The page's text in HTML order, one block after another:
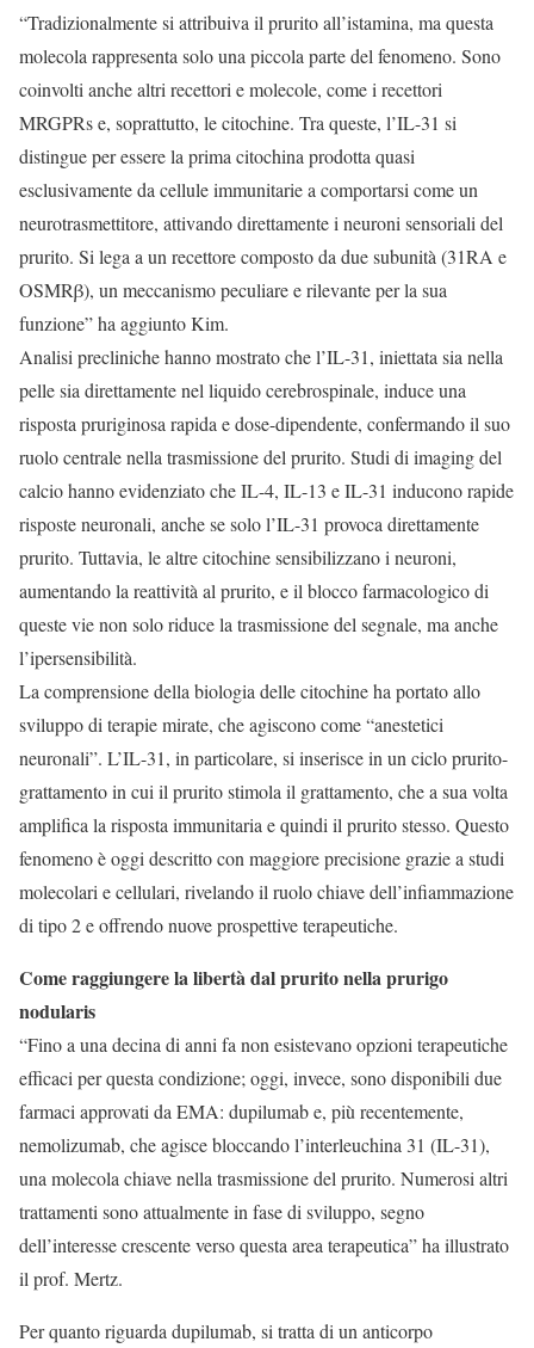
“Tradizionalmente si attribuiva il prurito all’istamina, ma questa
molecola rappresenta solo una piccola parte del fenomeno. Sono
coinvolti anche altri recettori e molecole, come i recettori
MRGPRs e, soprattutto, le citochine. Tra queste, l’IL-31 si
distingue per essere la prima citochina prodotta quasi
esclusivamente da cellule immunitarie a comportarsi come un
neurotrasmettitore, attivando direttamente i neuroni sensoriali del
prurito. Si lega a un recettore composto da due subunità (31RA e
OSMRβ), un meccanismo peculiare e rilevante per la sua
funzione” ha aggiunto Kim.
Analisi precliniche hanno mostrato che l’IL-31, iniettata sia nella
pelle sia direttamente nel liquido cerebrospinale, induce una
risposta pruriginosa rapida e dose-dipendente, confermando il suo
ruolo centrale nella trasmissione del prurito. Studi di imaging del
calcio hanno evidenziato che IL-4, IL-13 e IL-31 inducono rapide
risposte neuronali, anche se solo l’IL-31 provoca direttamente
prurito. Tuttavia, le altre citochine sensibilizzano i neuroni,
aumentando la reattività al prurito, e il blocco farmacologico di
queste vie non solo riduce la trasmissione del segnale, ma anche
l’ipersensibilità.
La comprensione della biologia delle citochine ha portato allo
sviluppo di terapie mirate, che agiscono come “anestetici
neuronali”. L’IL-31, in particolare, si inserisce in un ciclo prurito-
grattamento in cui il prurito stimola il grattamento, che a sua volta
amplifica la risposta immunitaria e quindi il prurito stesso. Questo
fenomeno è oggi descritto con maggiore precisione grazie a studi
molecolari e cellulari, rivelando il ruolo chiave dell’infiammazione
di tipo 2 e offrendo nuove prospettive terapeutiche.
Come raggiungere la libertà dal prurito nella prurigo
nodularis
“Fino a una decina di anni fa non esistevano opzioni terapeutiche
efficaci per questa condizione; oggi, invece, sono disponibili due
farmaci approvati da EMA: dupilumab e, più recentemente,
nemolizumab, che agisce bloccando l’interleuchina 31 (IL-31),
una molecola chiave nella trasmissione del prurito. Numerosi altri
trattamenti sono attualmente in fase di sviluppo, segno
dell’interesse crescente verso questa area terapeutica” ha illustrato
il prof. Mertz.
Per quanto riguarda dupilumab, si tratta di un anticorpo